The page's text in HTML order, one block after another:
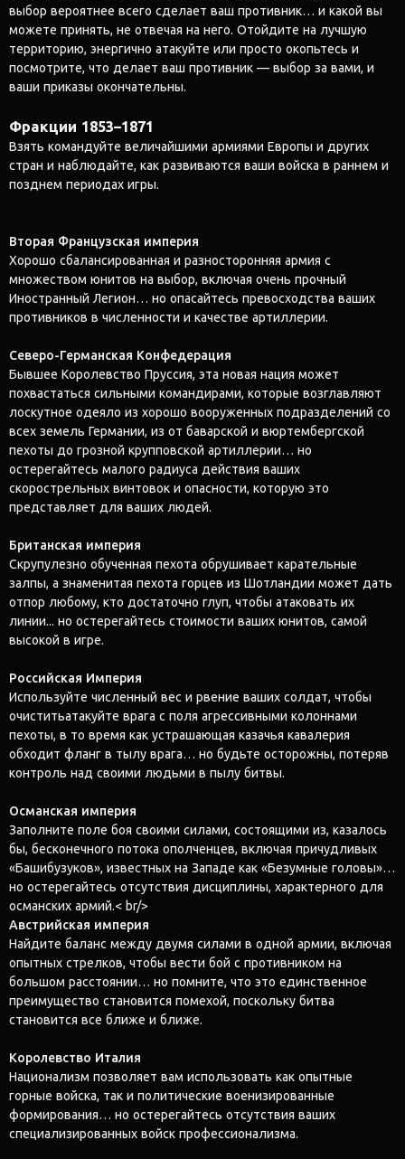
выбор вероятнее всего сделает ваш противник… и какой вы
можете принять, не отвечая на него. Отойдите на лучшую
территорию, энергично атакуйте или просто окопьтесь и
посмотрите, что делает ваш противник — выбор за вами, и
ваши приказы окончательны.
Фракции 1853–1871
Взять командуйте величайшими армиями Европы и других
стран и наблюдайте, как развиваются ваши войска в раннем и
позднем периодах игры.
Вторая Французская империя
Хорошо сбалансированная и разносторонняя армия с
множеством юнитов на выбор, включая очень прочный
Иностранный Легион… но опасайтесь превосходства ваших
противников в численности и качестве артиллерии.
Северо-Германская Конфедерация
Бывшее Королевство Пруссия, эта новая нация может
похвастаться сильными командирами, которые возглавляют
лоскутное одеяло из хорошо вооруженных подразделений со
всех земель Германии, из от баварской и вюртембергской
пехоты до грозной крупповской артиллерии… но
остерегайтесь малого радиуса действия ваших
скорострельных винтовок и опасности, которую это
представляет для ваших людей.
Британская империя
Скрупулезно обученная пехота обрушивает карательные
залпы, а знаменитая пехота горцев из Шотландии может дать
отпор любому, кто достаточно глуп, чтобы атаковать их
линии... но остерегайтесь стоимости ваших юнитов, самой
высокой в ​​игре.
Российская Империя
Используйте численный вес и рвение ваших солдат, чтобы
очиститьатакуйте врага с поля агрессивными колоннами
пехоты, в то время как устрашающая казачья кавалерия
обходит фланг в тылу врага… но будьте осторожны, потеряв
контроль над своими людьми в пылу битвы.
Османская империя
Заполните поле боя своими силами, состоящими из, казалось
бы, бесконечного потока ополченцев, включая причудливых
«Башибузуков», известных на Западе как «Безумные головы»…
но остерегайтесь отсутствия дисциплины, характерного для
османских армий.< br/>
Австрийская империя
Найдите баланс между двумя силами в одной армии, включая
опытных стрелков, чтобы вести бой с противником на
большом расстоянии… но помните, что это единственное
преимущество становится помехой, поскольку битва
становится все ближе и ближе.
Королевство Италия
Национализм позволяет вам использовать как опытные
горные войска, так и политические военизированные
формирования… но остерегайтесь отсутствия ваших
специализированных войск профессионализма.